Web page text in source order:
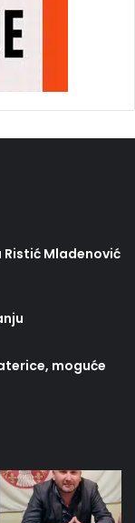
Mladenović
moguće